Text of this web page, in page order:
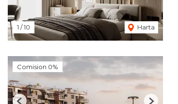
1 /10 Harta
Comision 0%